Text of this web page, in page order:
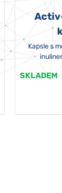
Kapsle s
SKLADEM